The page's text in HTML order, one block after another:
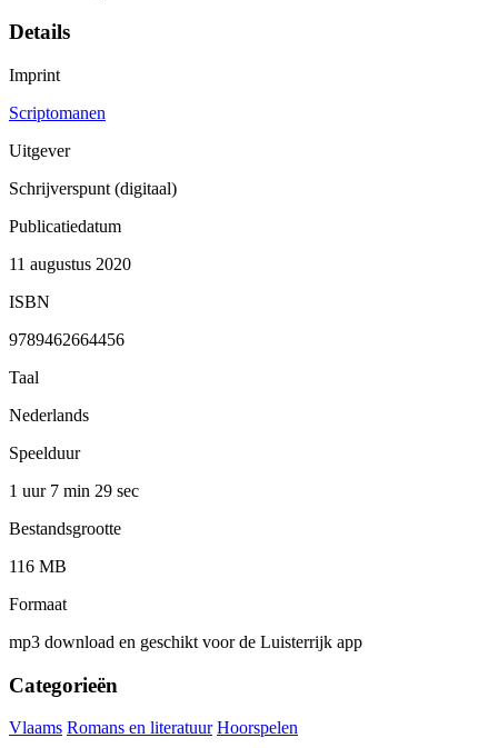
Details
Imprint
Scriptomanen
Uitgever
Schrijverspunt (digitaal)
Publicatiedatum
11 augustus 2020
ISBN
9789462664456
Taal
Nederlands
Speelduur
1 uur 7 min 29 sec
Bestandsgrootte
116 MB
Formaat
mp3 download en geschikt voor de Luisterrijk app
Categorieën
Vlaams Romans en literatuur Hoorspelen